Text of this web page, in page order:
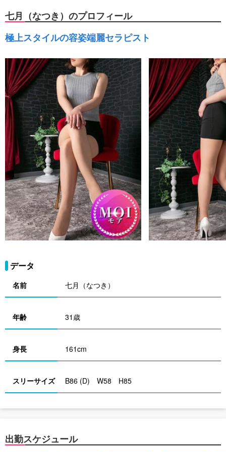
七月（なつき）のプロフィール
極上スタイルの容姿端麗セラピスト
データ
名前 七月（なつき）
年齢 31歳
身長 161cm
スリーサイズ B86 (D) W58 H85
出勤スケジュール